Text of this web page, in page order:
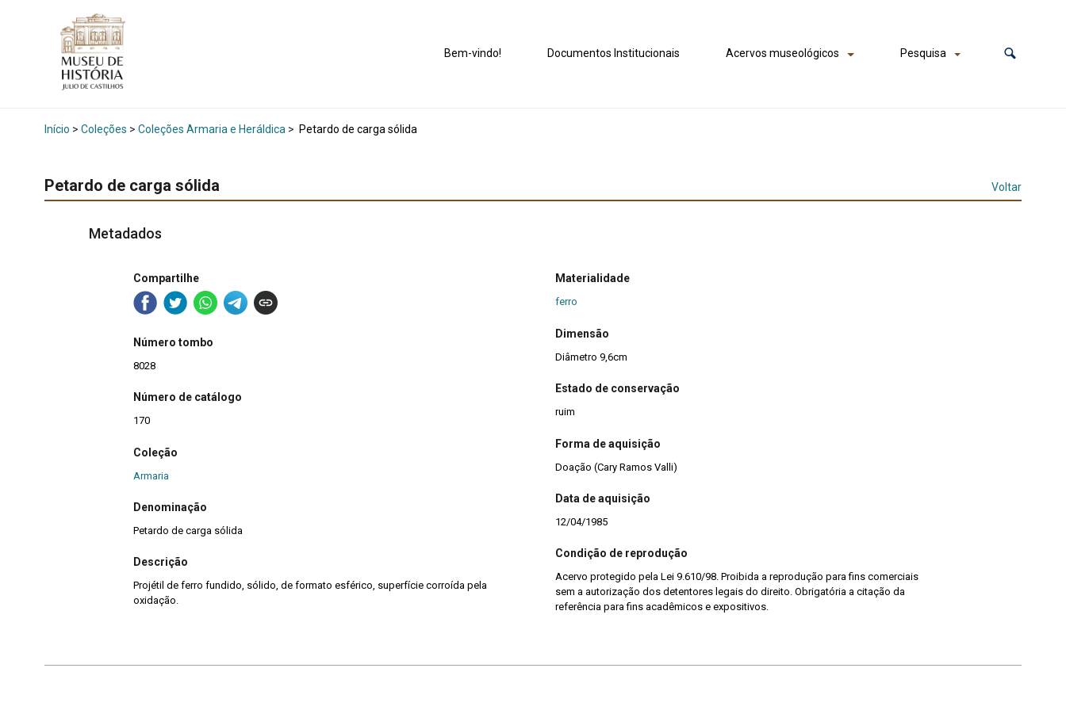
Bem-vindo! Documentos Institucionais Acervos museológicos Pesquisa
Início > Coleções > Coleções Armaria e Heráldica > Petardo de carga sólida
Petardo de carga sólida Voltar
Metadados
Compartilhe
Número tombo
8028
Número de catálogo
170
Coleção
Armaria
Denominação
Petardo de carga sólida
Descrição
Projétil de ferro fundido, sólido, de formato esférico, superfície corroída pela
oxidação.
Materialidade
ferro
Dimensão
Diâmetro 9,6cm
Estado de conservação
ruim
Forma de aquisição
Doação (Cary Ramos Valli)
Data de aquisição
12/04/1985
Condição de reprodução
Acervo protegido pela Lei 9.610/98. Proibida a reprodução para fins comerciais
sem a autorização dos detentores legais do direito. Obrigatória a citação da
referência para fins acadêmicos e expositivos.